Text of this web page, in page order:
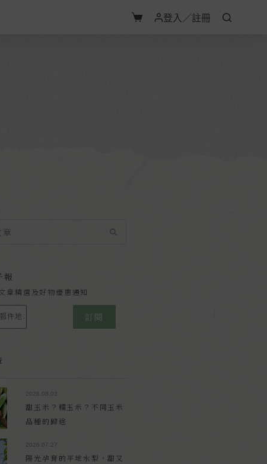
登入／註冊
報
章精選及好物優惠通知
訂閱
2026.08.03
甜玉米？糯玉米？不同玉米
品種的歸途
2026.07.27
陽光孕育的平地水梨，甜又